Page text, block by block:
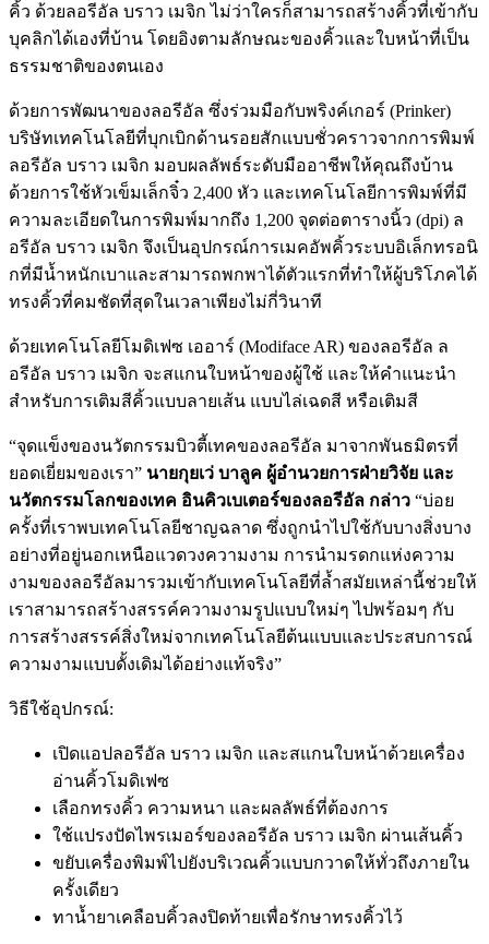
คิ้ว ด้วยลอรีอัล บราว เมจิก ไม่ว่าใครก็สามารถสร้างคิ้วที่เข้ากับ
บุคลิกได้เองที่บ้าน โดยอิงตามลักษณะของคิ้วและใบหน้าที่เป็น
ธรรมชาติของตนเอง
ด้วยการพัฒนาของลอรีอัล ซึ่งร่วมมือกับพริงค์เกอร์ (Prinker)
บริษัทเทคโนโลยีที่บุกเบิกด้านรอยสักแบบชั่วคราวจากการพิมพ์
ลอรีอัล บราว เมจิก มอบผลลัพธ์ระดับมืออาชีพให้คุณถึงบ้าน
ด้วยการใช้หัวเข็มเล็กจิ๋ว 2,400 หัว และเทคโนโลยีการพิมพ์ที่มี
ความละเอียดในการพิมพ์มากถึง 1,200 จุดต่อตารางนิ้ว (dpi) ล
อรีอัล บราว เมจิก จึงเป็นอุปกรณ์การเมคอัพคิ้วระบบอิเล็กทรอนิ
กที่มีน้ำหนักเบาและสามารถพกพาได้ตัวแรกที่ทำให้ผู้บริโภคได้
ทรงคิ้วที่คมชัดที่สุดในเวลาเพียงไม่กี่วินาที
ด้วยเทคโนโลยีโมดิเฟซ เออาร์ (Modiface AR) ของลอรีอัล ล
อรีอัล บราว เมจิก จะสแกนใบหน้าของผู้ใช้ และให้คำแนะนำ
สำหรับการเติมสีคิ้วแบบลายเส้น แบบไล่เฉดสี หรือเติมสี
“จุดแข็งของนวัตกรรมบิวตี้เทคของลอรีอัล มาจากพันธมิตรที่
ยอดเยี่ยมของเรา” นายกุยเว่ บาลูค ผู้อำนวยการฝ่ายวิจัย และ
นวัตกรรมโลกของเทค อินคิวเบเตอร์ของลอรีอัล กล่าว “บ่อย
ครั้งที่เราพบเทคโนโลยีชาญฉลาด ซึ่งถูกนำไปใช้กับบางสิ่งบาง
อย่างที่อยู่นอกเหนือแวดวงความงาม การนำมรดกแห่งความ
งามของลอรีอัลมารวมเข้ากับเทคโนโลยีที่ล้ำสมัยเหล่านี้ช่วยให้
เราสามารถสร้างสรรค์ความงามรูปแบบใหม่ๆ ไปพร้อมๆ กับ
การสร้างสรรค์สิ่งใหม่จากเทคโนโลยีต้นแบบและประสบการณ์
ความงามแบบดั้งเดิมได้อย่างแท้จริง”
วิธีใช้อุปกรณ์:
เปิดแอปลอรีอัล บราว เมจิก และสแกนใบหน้าด้วยเครื่อง
อ่านคิ้วโมดิเฟซ
เลือกทรงคิ้ว ความหนา และผลลัพธ์ที่ต้องการ
ใช้แปรงปัดไพรเมอร์ของลอรีอัล บราว เมจิก ผ่านเส้นคิ้ว
ขยับเครื่องพิมพ์ไปยังบริเวณคิ้วแบบกวาดให้ทั่วถึงภายใน
ครั้งเดียว
ทาน้ำยาเคลือบคิ้วลงปิดท้ายเพื่อรักษาทรงคิ้วไว้